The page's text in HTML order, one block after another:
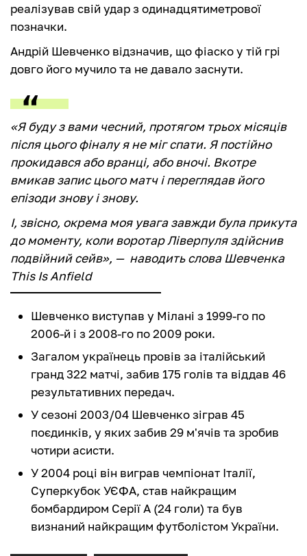
реалізував свій удар з одинадцятиметрової
позначки.
Андрій Шевченко відзначив, що фіаско у тій грі
довго його мучило та не давало заснути.
«Я буду з вами чесний, протягом трьох місяців
після цього фіналу я не міг спати. Я постійно
прокидався або вранці, або вночі. Вкотре
вмикав запис цього матч і переглядав його
епізоди знову і знову.
І, звісно, окрема моя увага завжди була прикута
до моменту, коли воротар Ліверпуля здійснив
подвійний сейв», — наводить слова Шевченка
This Is Anfield
Шевченко виступав у Мілані з 1999-го по
2006-й і з 2008-го по 2009 роки.
Загалом українець провів за італійський
гранд 322 матчі, забив 175 голів та віддав 46
результативних передач.
У сезоні 2003/04 Шевченко зіграв 45
поєдинків, у яких забив 29 м'ячів та зробив
чотири асисти.
У 2004 році він виграв чемпіонат Італії,
Суперкубок УЄФА, став найкращим
бомбардиром Серії А (24 голи) та був
визнаний найкращим футболістом України.